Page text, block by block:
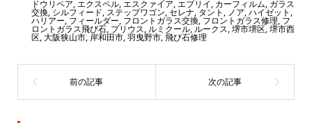
ドウリペア,エクスペル,エスクァイア,エブリイ, カーフィルム, ガラス
交換,シルフィード, ステップワゴン,セレナ,タント , ノア,ハイゼット ,
ハリアー, フィールダー, フロントガラス交換,フロントガラス修理, フ
ロントガラス飛び石, プリウス, ルミクール,ルークス,堺市堺区,堺市西
区,大阪狭山市,岸和田市,羽曳野市,飛び石修理